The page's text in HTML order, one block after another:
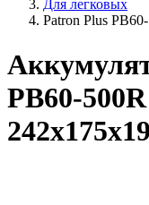
Для легковых
Patron Plus
PB60-